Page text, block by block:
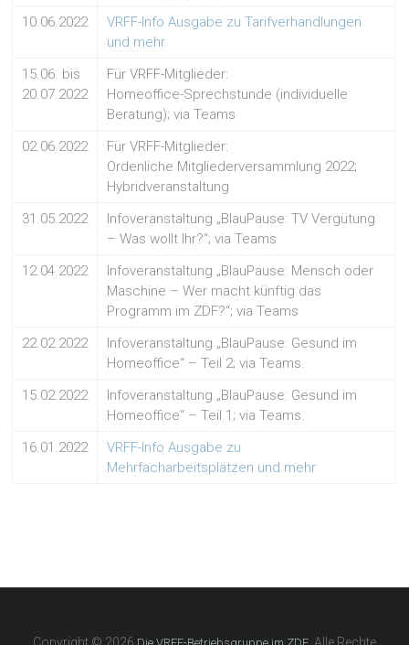
10.06.2022
VRFF-Info Ausgabe zu Tarifverhandlungen
und mehr
15.06. bis
20.07.2022
Für VRFF-Mitglieder:
Homeoffice-Sprechstunde (individuelle
Beratung); via Teams
02.06.2022
Für VRFF-Mitglieder:
Ordenliche Mitgliederversammlung 2022;
Hybridveranstaltung
31.05.2022
Infoveranstaltung „BlauPause: TV Vergütung
– Was wollt Ihr?“; via Teams
12.04.2022
Infoveranstaltung „BlauPause: Mensch oder
Maschine – Wer macht künftig das
Programm im ZDF?“; via Teams
22.02.2022
Infoveranstaltung „BlauPause: Gesund im
Homeoffice“ – Teil 2; via Teams.
15.02.2022
Infoveranstaltung „BlauPause: Gesund im
Homeoffice“ – Teil 1; via Teams.
16.01.2022
VRFF-Info Ausgabe zu
Mehrfacharbeitsplätzen und mehr
Copyright © 2026 . Alle Rechte